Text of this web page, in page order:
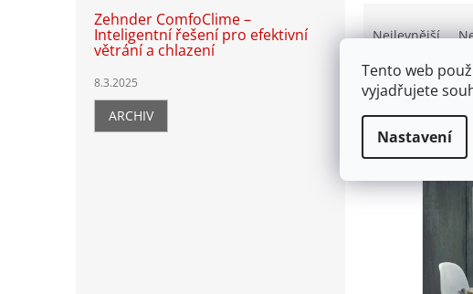
Tento web
vyjadřujete
Nastavení
Zehnder ComfoClime –
Inteligentní řešení pro efektivní
větrání a chlazení
8.3.2025
ARCHIV
a
e
n
í
r
d
Nejlevnější
ý
p